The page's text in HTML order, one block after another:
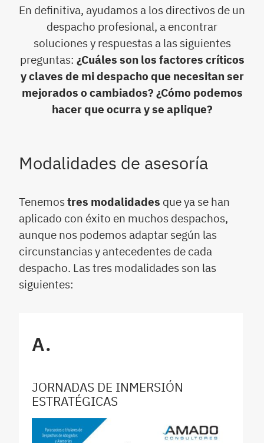
En definitiva, ayudamos a los directivos de un
despacho profesional, a encontrar
soluciones y respuestas a las siguientes
preguntas: ¿Cuáles son los factores críticos
y claves de mi despacho que necesitan ser
mejorados o cambiados? ¿Cómo podemos
hacer que ocurra y se aplique?
Modalidades de asesoría
Tenemos tres modalidades que ya se han
aplicado con éxito en muchos despachos,
aunque nos podemos adaptar según las
circunstancias y antecedentes de cada
despacho. Las tres modalidades son las
siguientes:
A.
JORNADAS DE INMERSIÓN
ESTRATÉGICAS